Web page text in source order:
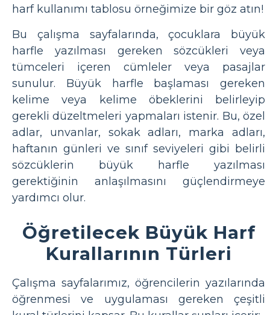
harf kullanımı tablosu örneğimize bir göz atın!
Bu çalışma sayfalarında, çocuklara büyük
harfle yazılması gereken sözcükleri veya
tümceleri içeren cümleler veya pasajlar
sunulur. Büyük harfle başlaması gereken
kelime veya kelime öbeklerini belirleyip
gerekli düzeltmeleri yapmaları istenir. Bu, özel
adlar, unvanlar, sokak adları, marka adları,
haftanın günleri ve sınıf seviyeleri gibi belirli
sözcüklerin büyük harfle yazılması
gerektiğinin anlaşılmasını güçlendirmeye
yardımcı olur.
Öğretilecek Büyük Harf
Kurallarının Türleri
Çalışma sayfalarımız, öğrencilerin yazılarında
öğrenmesi ve uygulaması gereken çeşitli